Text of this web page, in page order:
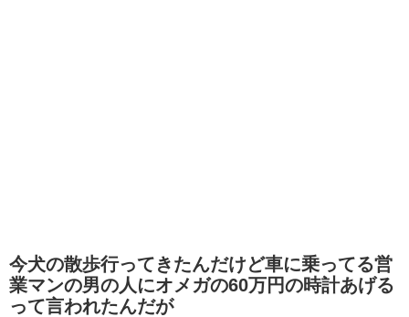
今犬の散歩行ってきたんだけど車に乗ってる営
業マンの男の人にオメガの60万円の時計あげる
って言われたんだが